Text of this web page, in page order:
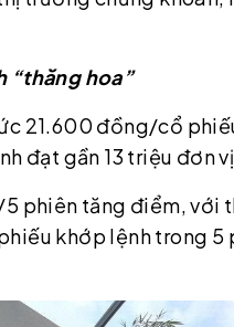
“thăng hoa”
21.600 đồng/cổ
đạt gần 13 triệu đơn
phiên tăng điểm, với
khớp lệnh trong 5